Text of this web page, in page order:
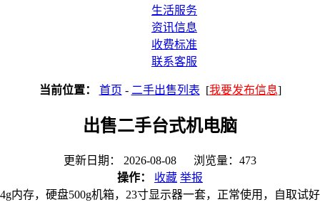
生活服务
资讯信息
收费标准
联系客服
当前位置： 首页 - 二手出售列表 [我要发布信息]
出售二手台式机电脑
更新日期： 2026-08-08 浏览量：473
操作：
收藏 举报
内存，硬盘500g机箱，23寸显示器一套，正常使用，自取试